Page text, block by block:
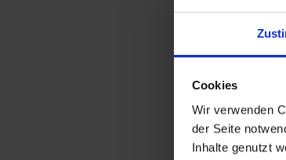
Cookies
Wir verwenden
der Seite
Inhalte genutzt
Posted by
CTI steht
den
meisten
oder